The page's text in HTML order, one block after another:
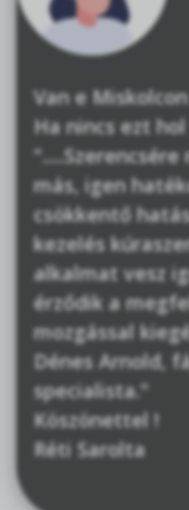
Van e
Ha nincs ezt
más, igen
csökkentő
kezelés
alkalmat vesz
érződik a
mozgással
Dénes Arnold,
specialista."
Köszönettel !
Réti Sarolta